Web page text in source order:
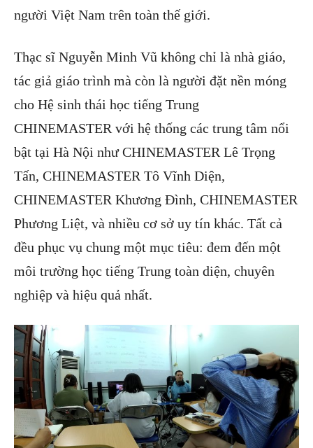
người Việt Nam trên toàn thế giới.
Thạc sĩ Nguyễn Minh Vũ không chỉ là nhà giáo,
tác giả giáo trình mà còn là người đặt nền móng
cho Hệ sinh thái học tiếng Trung
CHINEMASTER với hệ thống các trung tâm nổi
bật tại Hà Nội như CHINEMASTER Lê Trọng
Tấn, CHINEMASTER Tô Vĩnh Diện,
CHINEMASTER Khương Đình, CHINEMASTER
Phương Liệt, và nhiều cơ sở uy tín khác. Tất cả
đều phục vụ chung một mục tiêu: đem đến một
môi trường học tiếng Trung toàn diện, chuyên
nghiệp và hiệu quả nhất.